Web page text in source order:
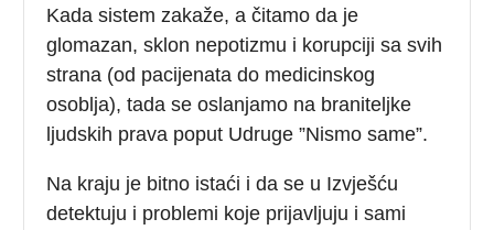
Kada sistem zakaže, a čitamo da je
glomazan, sklon nepotizmu i korupciji sa svih
strana (od pacijenata do medicinskog
osoblja), tada se oslanjamo na braniteljke
ljudskih prava poput Udruge ”Nismo same”.
Na kraju je bitno istaći i da se u Izvješću
detektuju i problemi koje prijavljuju i sami